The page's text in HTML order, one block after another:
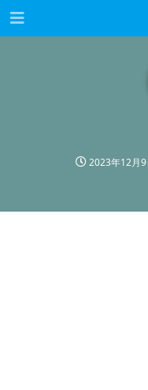
2023年12月9